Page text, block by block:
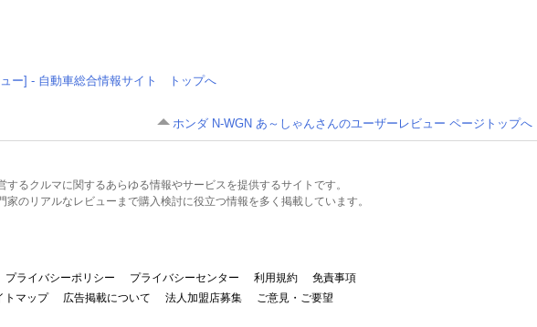
ー] - 自動車総合情報サイト トップへ
ホンダ N-WGN あ～しゃんさんのユーザーレビュー ページトップへ
るクルマに関するあらゆる情報やサービスを提供するサイトです。
のリアルなレビューまで購入検討に役立つ情報を多く掲載しています。
プライバシーポリシー プライバシーセンター 利用規約
免責事項
トマップ 広告掲載について 法人加盟店募集
ご意見・ご要望